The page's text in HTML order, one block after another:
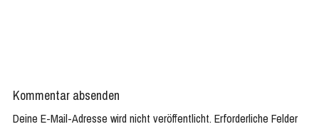
Kommentar absenden
Deine E-Mail-Adresse wird nicht veröffentlicht. Erforderliche Felder